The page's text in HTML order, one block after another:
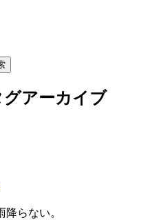
グアーカイブ
らない。